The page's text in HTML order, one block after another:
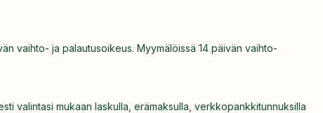
vaihto- ja palautusoikeus. Myymälöissä 14 päivän vaihto-
valintasi mukaan laskulla, erämaksulla, verkkopankkitunnuksilla